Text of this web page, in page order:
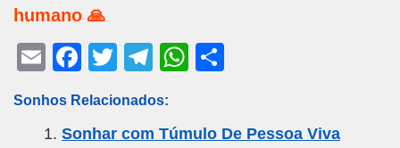
humano 🙏
E
ail
F
a
c
T
tt
T
e
W
Sonhos Relacionados:
Sonhar com Túmulo De Pessoa Viva